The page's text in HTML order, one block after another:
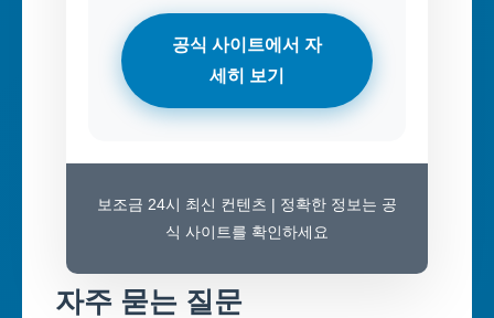
공식 사이트에서 자
세히 보기
보조금 24시 최신 컨텐츠 | 정확한 정보는 공
식 사이트를 확인하세요
자주 묻는 질문